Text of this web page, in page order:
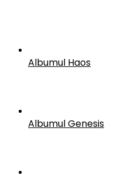
Albumul Haos
Albumul Genesis